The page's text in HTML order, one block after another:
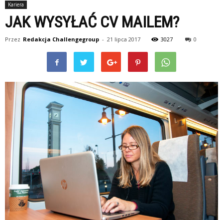
Kariera
JAK WYSYŁAĆ CV MAILEM?
Przez Redakcja Challengegroup - 21 lipca 2017 3027 0